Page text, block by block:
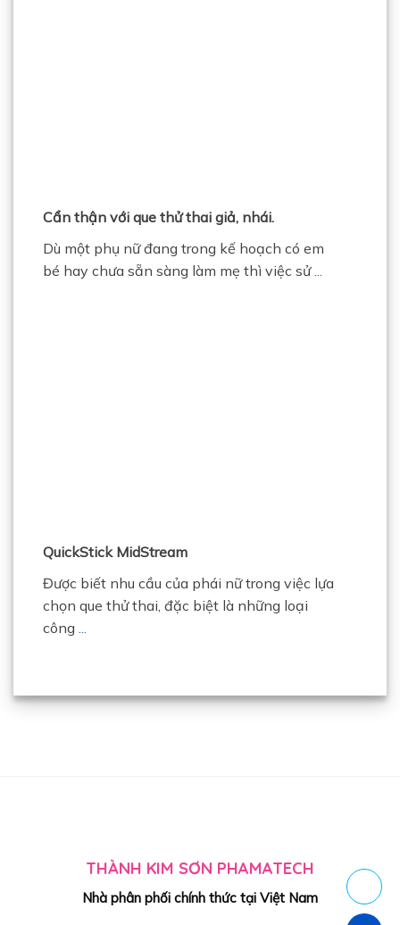
Cẩn thận với que thử thai giả, nhái.
Dù một phụ nữ đang trong kế hoạch có em
bé hay chưa sẵn sàng làm mẹ thì việc sử...
QuickStick MidStream
Được biết nhu cầu của phái nữ trong việc lựa
chọn que thử thai, đặc biệt là những loại
công ...
THÀNH KIM SƠN PHAMATECH
Nhà phân phối chính thức tại Việt Nam